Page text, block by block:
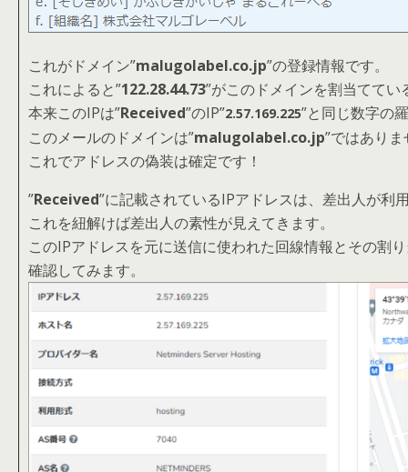
これがドメイン”malugolabel.co.jp”の登録情報です。
これによると”122.28.44.73”がこのドメインを割当ててい
本来このIPは”Received”のIP”2.57.169.225”と同じ数字の
このメールのドメインは”malugolabel.co.jp”ではあり
これでアドレスの偽装は確定です！
”Received”に記載されているIPアドレスは、差出人が利
これを紐解けば差出人の素性が見えてきます。
このIPアドレスを元に送信に使われた回線情報とその割
確認してみます。